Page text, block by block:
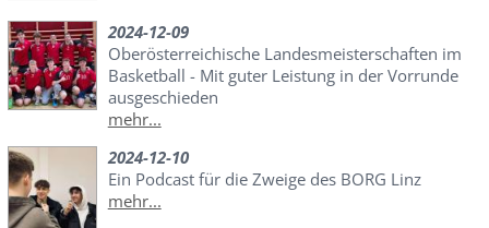
2024-12-09
Oberösterreichische Landesmeisterschaften im
Basketball - Mit guter Leistung in der Vorrunde
ausgeschieden
mehr...
2024-12-10
Ein Podcast für die Zweige des BORG Linz
mehr...